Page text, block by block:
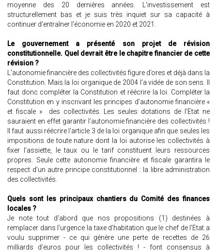
moyenne des 20 dernières années. L'investissement est
structurellement bas et je suis très inquiet sur sa capacité à
continuer d'entraîner l'économie en 2020 et 2021.
Le gouvernement a présenté son projet de révision
constitutionnelle. Quel devrait être le chapitre financier de cette
révision ?
L’autonomie financière des collectivités figure d’ores et déjà dans la
Constitution. Mais la loi organique de 2004 l’a vidée de son sens. Il
faut donc compléter la Constitution et réécrire la loi. Compléter la
Constitution en y inscrivant les principes d’autonomie financière «
et fiscale » des collectivités. Les seules dotations de l’Etat ne
sauraient en effet garantir l’autonomie financière des collectivités !
Il faut aussi réécrire l’article 3 de la loi organique afin que seules les
impositions de toute nature dont la loi autorise les collectivités à
fixer l’assiette, le taux ou le tarif constituent leurs ressources
propres. Seule cette autonomie financière et fiscale garantira le
respect d’un autre principe constitutionnel : la libre administration
des collectivités.
Quels sont les principaux chantiers du Comité des finances
locales ?
Je note tout d’abord que nos propositions (1) destinées à
remplacer dans l’urgence la taxe d’habitation que le chef de l’Etat a
voulu supprimer - ce qui génère une perte de recettes de 26
milliards d’euros pour les collectivités ! - font consensus à